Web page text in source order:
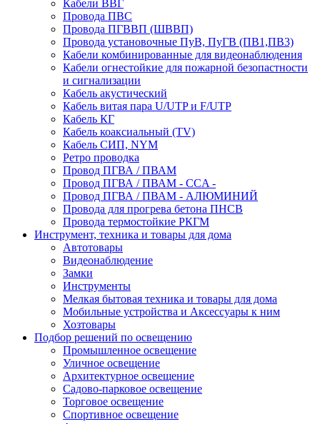
Кабели ВВГ
Провода ПВС
Провода ПГВВП (ШВВП)
Провода установочные ПуВ, ПуГВ (ПВ1,ПВ3)
Кабели комбинированные для видеонаблюдения
Кабели огнестойкие для пожарной безопастности
и сигнализации
Кабель акустический
Кабель витая пара U/UTP и F/UTP
Кабель КГ
Кабель коаксиальный (TV)
Кабель СИП, NYM
Ретро проводка
Провод ПГВА / ПВАМ
Провод ПГВА / ПВАМ - CCA -
Провод ПГВА / ПВАМ - АЛЮМИНИЙ
Провода для прогрева бетона ПНСВ
Провода термостойкие РКГМ
Инструмент, техника и товары для дома
Автотовары
Видеонаблюдение
Замки
Инструменты
Мелкая бытовая техника и товары для дома
Мобильные устройства и Аксессуары к ним
Хозтовары
Подбор решений по освещению
Промышленное освещение
Уличное освещение
Архитектурное освещение
Садово-парковое освещение
Торговое освещение
Спортивное освещение